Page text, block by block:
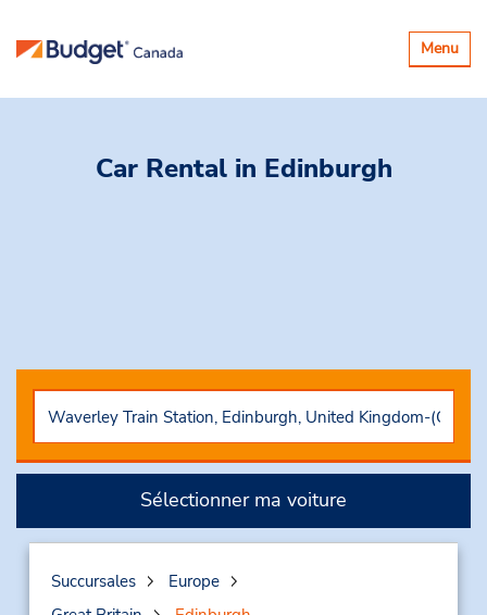
Basculer
la
Menu
Car Rental in Edinburgh
Sélectionner ma voiture
Succursales
Europe